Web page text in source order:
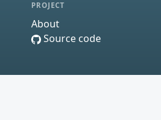
PROJECT
About
Source code